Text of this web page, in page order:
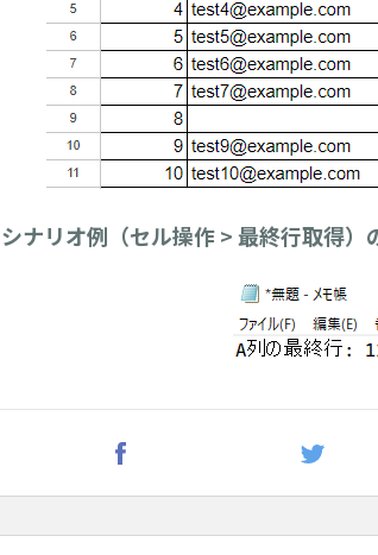
シナリオ例（セル操作 > 最終行取得）